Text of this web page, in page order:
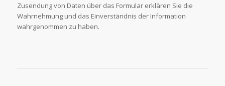
Zusendung von Daten über das Formular erklären Sie die
Wahrnehmung und das Einverständnis der Information
wahrgenommen zu haben.